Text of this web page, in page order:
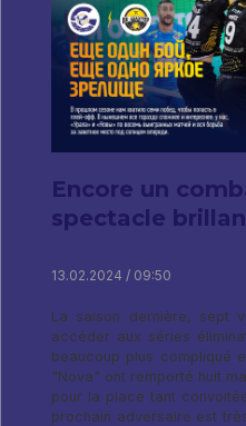
Encore un
spectacle
13.02.2024 / 09:50
La saison dernière, sept
accéder aux séries
beaucoup plus compliqué
"Nova" ont remporté huit
pour la place tant
prochain adversaire est